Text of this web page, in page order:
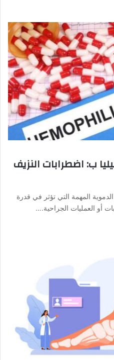
ب: اضطرابات النزيف
المهمة التي تؤثر في قدرة
أو العمليات الجراحية.…